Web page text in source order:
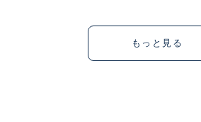
もっと見る